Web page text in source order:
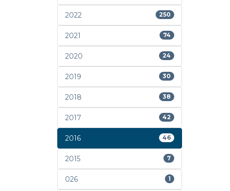
2022 250
2021 74
2020 24
2019 30
2018 38
2017 42
2016 46
2015 7
026 1